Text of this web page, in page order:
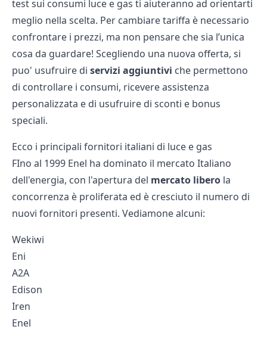
test sui consumi luce e gas ti aiuteranno ad orientarti
meglio nella scelta. Per cambiare tariffa è necessario
confrontare i prezzi, ma non pensare che sia l’unica
cosa da guardare! Scegliendo una nuova offerta, si
puo' usufruire di servizi aggiuntivi che permettono
di controllare i consumi, ricevere assistenza
personalizzata e di usufruire di sconti e bonus
speciali.
Ecco i principali fornitori italiani di luce e gas
FIno al 1999 Enel ha dominato il mercato Italiano
dell'energia, con l'apertura del mercato libero la
concorrenza è proliferata ed è cresciuto il numero di
nuovi fornitori presenti. Vediamone alcuni:
Wekiwi
Eni
A2A
Edison
Iren
Enel